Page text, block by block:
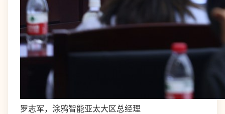
罗志军，涂鸦智能亚太大区总经理